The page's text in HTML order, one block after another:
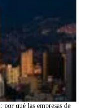
qué las empresas de